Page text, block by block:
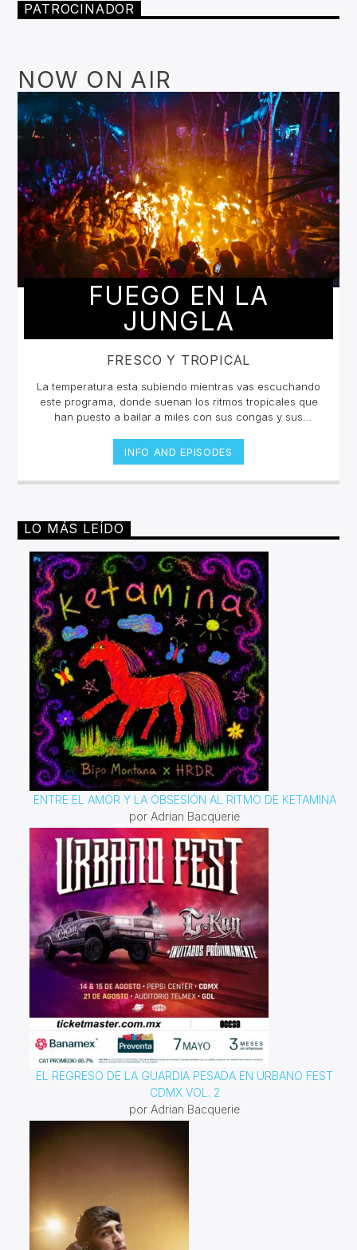
PATROCINADOR
NOW ON AIR
FUEGO EN LA
JUNGLA
FRESCO Y TROPICAL
La temperatura esta subiendo mientras vas escuchando
este programa, donde suenan los ritmos tropicales que
han puesto a bailar a miles con sus congas y sus
Desde la poderosa Salsa hasta el merengue más
guapachoso pasando por la neotropicalia que está
sacudiendo a América, Europa y Asia, "Fuego en la
a 4pm por invencible.net
INFO AND EPISODES
LO MÁS LEÍDO
ENTRE EL AMOR Y LA OBSESIÓN AL RITMO DE KETAMINA
por Adrian Bacquerie
EL REGRESO DE LA GUARDIA PESADA EN URBANO FEST
CDMX VOL. 2
por Adrian Bacquerie